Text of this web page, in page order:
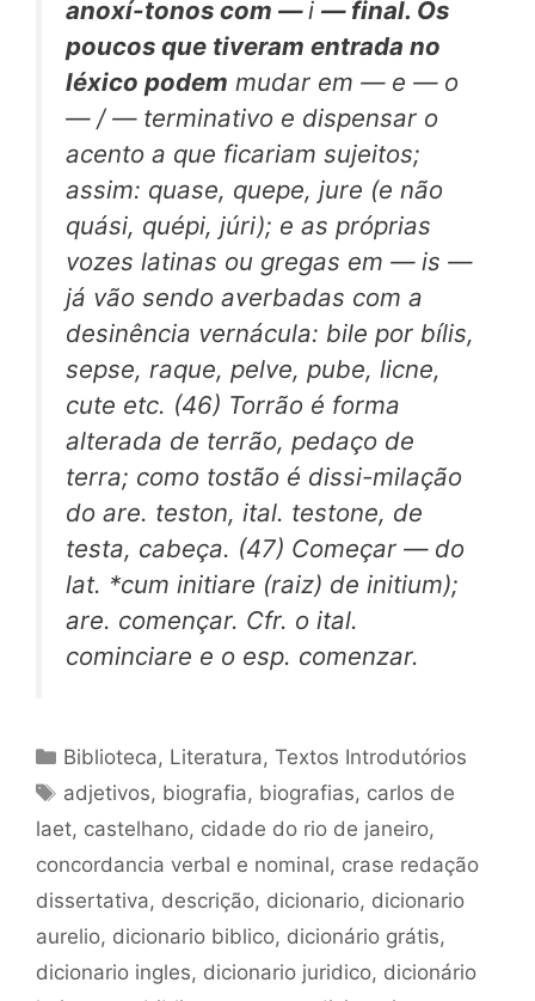
anoxí-tonos com —i — final. Os
poucos que tiveram entrada no
léxico podem mudar em — e — o
— / — terminativo e dispensar o
acento a que ficariam sujeitos;
assim: quase, quepe, jure (e não
quási, quépi, júri); e as próprias
vozes latinas ou gregas em — is —
já vão sendo averbadas com a
desinência vernácula: bile por bílis,
sepse, raque, pelve, pube, licne,
cute etc. (46) Torrão é forma
alterada de terrão, pedaço de
terra; como tostão é dissi-milação
do are. teston, ital. testone, de
testa, cabeça. (47) Começar — do
lat. *cum initiare (raiz) de initium);
are. començar. Cfr. o ital.
cominciare e o esp. comenzar.
Categorias
Biblioteca, Literatura,Textos Introdutórios
Tags
adjetivos, biografia, biografias, carlos de
laet, castelhano, cidade do rio de janeiro,
concordancia verbal e nominal, crase redação
dissertativa, descrição, dicionario, dicionario
aurelio, dicionario biblico, dicionário grátis,
dicionario ingles, dicionario juridico, dicionário